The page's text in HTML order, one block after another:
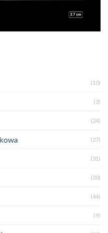
(10)
(3)
(24)
(27)
(31)
(30)
(44)
(9)